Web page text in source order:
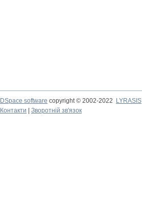
DSpace software copyright © 2002-2022
LYRASIS
Контакти
Зворотній зв'язок